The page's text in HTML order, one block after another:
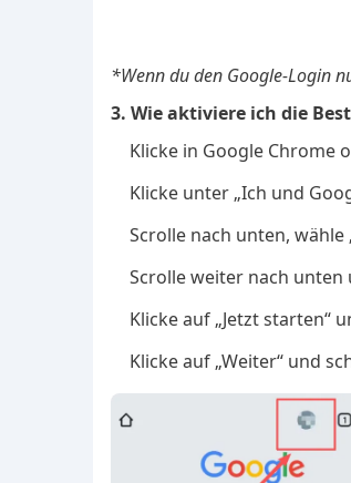
*Wenn du den Google-Login
3. Wie aktiviere ich die
Klicke in Google Chrome
Klicke unter „Ich und
Scrolle nach unten, wähle
Scrolle weiter nach unten
Klicke auf „Jetzt starten“
Klicke auf „Weiter“ und